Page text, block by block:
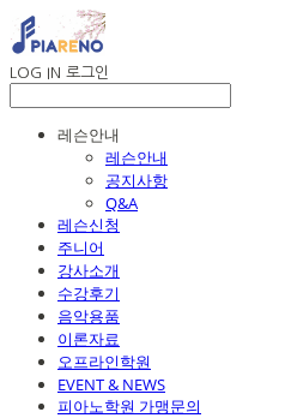
LOG IN 로그인
레슨안내
레슨안내
공지사항
Q&A
레슨신청
주니어
강사소개
수강후기
음악용품
이론자료
오프라인학원
EVENT & NEWS
피아노학원 가맹문의